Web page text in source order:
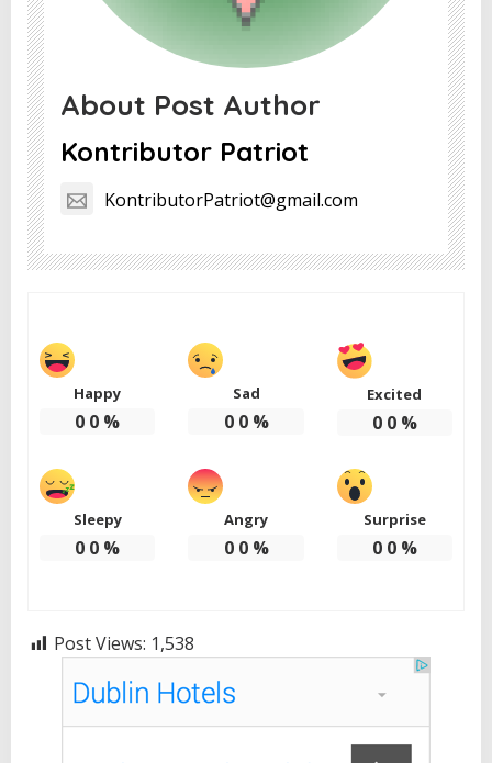
About Post Author
Kontributor Patriot
KontributorPatriot@gmail.com
Happy
0 0 %
Sad
0 0%
Excited
0 0%
Sleepy
0 0 %
Angry
0 0%
Surprise
0 0%
Post Views: 1,538